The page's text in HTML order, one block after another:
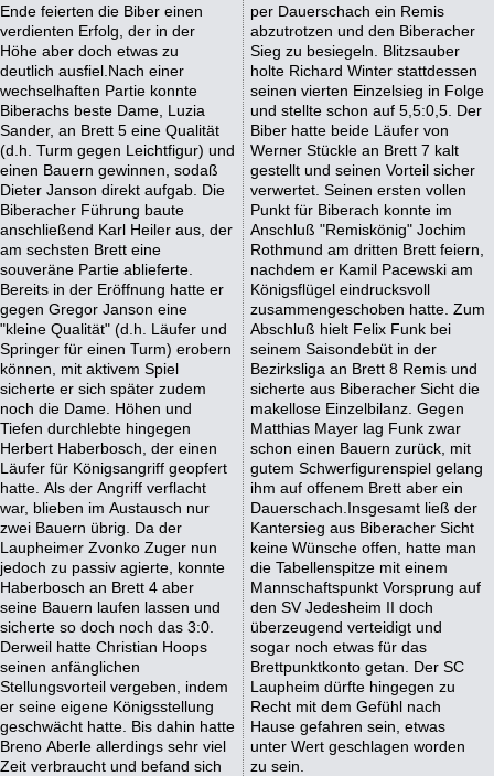
Ende feierten die Biber einen
verdienten Erfolg, der in der
Höhe aber doch etwas zu
deutlich ausfiel.Nach einer
wechselhaften Partie konnte
Biberachs beste Dame, Luzia
Sander, an Brett 5 eine Qualität
(d.h. Turm gegen Leichtfigur) und
einen Bauern gewinnen, sodaß
Dieter Janson direkt aufgab. Die
Biberacher Führung baute
anschließend Karl Heiler aus, der
am sechsten Brett eine
souveräne Partie ablieferte.
Bereits in der Eröffnung hatte er
gegen Gregor Janson eine
"kleine Qualität" (d.h. Läufer und
Springer für einen Turm) erobern
können, mit aktivem Spiel
sicherte er sich später zudem
noch die Dame. Höhen und
Tiefen durchlebte hingegen
Herbert Haberbosch, der einen
Läufer für Königsangriff geopfert
hatte. Als der Angriff verflacht
war, blieben im Austausch nur
zwei Bauern übrig. Da der
Laupheimer Zvonko Zuger nun
jedoch zu passiv agierte, konnte
Haberbosch an Brett 4 aber
seine Bauern laufen lassen und
sicherte so doch noch das 3:0.
Derweil hatte Christian Hoops
seinen anfänglichen
Stellungsvorteil vergeben, indem
er seine eigene Königsstellung
geschwächt hatte. Bis dahin hatte
Breno Aberle allerdings sehr viel
Zeit verbraucht und befand sich
per Dauerschach ein Remis
abzutrotzen und den Biberacher
Sieg zu besiegeln. Blitzsauber
holte Richard Winter stattdessen
seinen vierten Einzelsieg in Folge
und stellte schon auf 5,5:0,5. Der
Biber hatte beide Läufer von
Werner Stückle an Brett 7 kalt
gestellt und seinen Vorteil sicher
verwertet. Seinen ersten vollen
Punkt für Biberach konnte im
Anschluß "Remiskönig" Jochim
Rothmund am dritten Brett feiern,
nachdem er Kamil Pacewski am
Königsflügel eindrucksvoll
zusammengeschoben hatte. Zum
Abschluß hielt Felix Funk bei
seinem Saisondebüt in der
Bezirksliga an Brett 8 Remis und
sicherte aus Biberacher Sicht die
makellose Einzelbilanz. Gegen
Matthias Mayer lag Funk zwar
schon einen Bauern zurück, mit
gutem Schwerfigurenspiel gelang
ihm auf offenem Brett aber ein
Dauerschach.Insgesamt ließ der
Kantersieg aus Biberacher Sicht
keine Wünsche offen, hatte man
die Tabellenspitze mit einem
Mannschaftspunkt Vorsprung auf
den SV Jedesheim II doch
überzeugend verteidigt und
sogar noch etwas für das
Brettpunktkonto getan. Der SC
Laupheim dürfte hingegen zu
Recht mit dem Gefühl nach
Hause gefahren sein, etwas
unter Wert geschlagen worden
zu sein.